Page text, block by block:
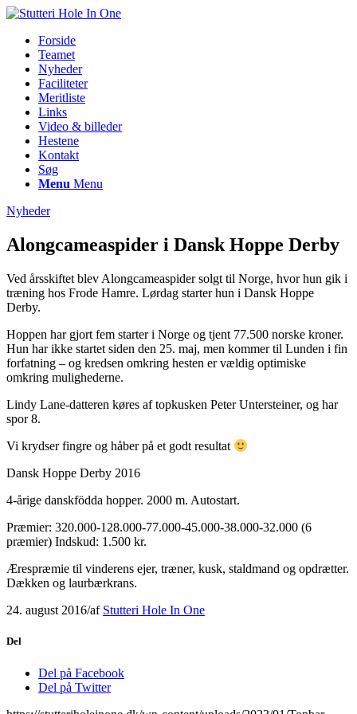
Forside
Teamet
Nyheder
Faciliteter
Meritliste
Links
Video & billeder
Hestene
Kontakt
Søg
Menu Menu
Nyheder
Alongcameaspider i Dansk Hoppe Derby
Ved årsskiftet blev Alongcameaspider solgt til Norge, hvor hun gik i
træning hos Frode Hamre. Lørdag starter hun i Dansk Hoppe
Derby.
Hoppen har gjort fem starter i Norge og tjent 77.500 norske kroner.
Hun har ikke startet siden den 25. maj, men kommer til Lunden i fin
forfatning – og kredsen omkring hesten er vældig optimiske
omkring mulighederne.
Lindy Lane-datteren køres af topkusken Peter Untersteiner, og har
spor 8.
Vi krydser fingre og håber på et godt resultat
Dansk Hoppe Derby 2016
4-årige danskfödda hopper. 2000 m. Autostart.
Præmier: 320.000-128.000-77.000-45.000-38.000-32.000 (6
præmier) Indskud: 1.500 kr.
Ærespræmie til vinderens ejer, træner, kusk, staldmand og opdrætter.
Dækken og laurbærkrans.
24. august 2016/af Stutteri Hole In One
Del
Del på Facebook
Del på Twitter